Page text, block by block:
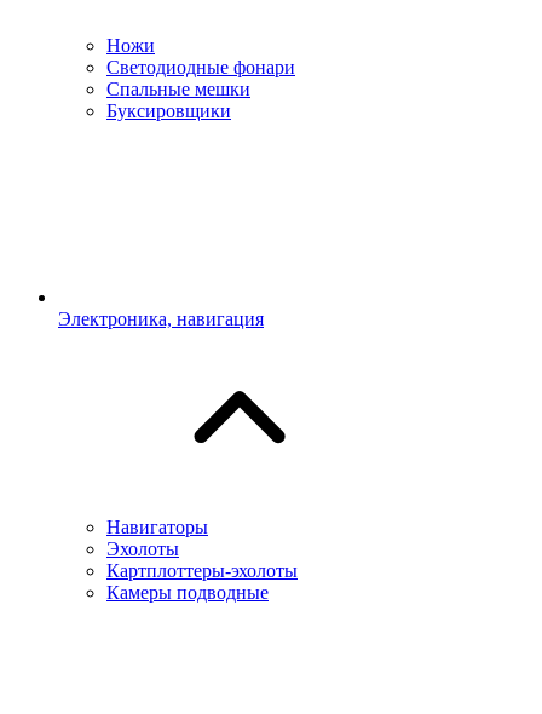
Ножи
Светодиодные фонари
Спальные мешки
Буксировщики
Электроника, навигация
Навигаторы
Эхолоты
Картплоттеры-эхолоты
Камеры подводные